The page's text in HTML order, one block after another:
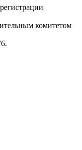
комитетом